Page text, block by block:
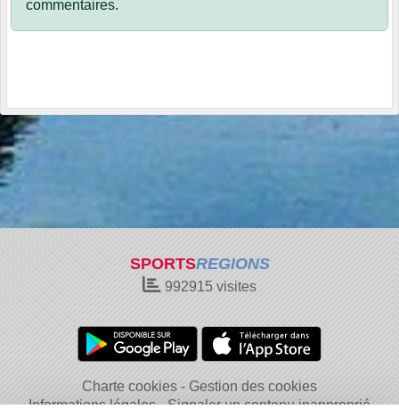
commentaires.
SPORTSREGIONS
992915 visites
Charte cookies
Gestion des cookies
Informations légales
Signaler un contenu inapproprié